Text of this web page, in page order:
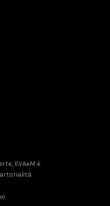
EVAeM è